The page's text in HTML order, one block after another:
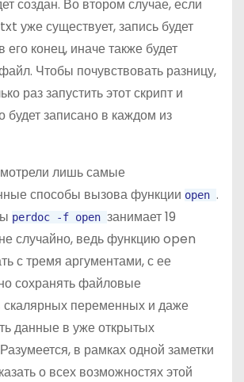
создан. Во втором случае, если
уже существует, запись будет
его конец, иначе также будет
Чтобы почувствовать разницу,
раз запустить этот скрипт и
будет записано в каждом из
лишь самые
способы вызова функции open .
perdoc -f open занимает 19
случайно, ведь функцию open
с тремя аргументами, с ее
сохранять файловые
скалярных переменных и даже
данные в уже открытых
в рамках одной заметки
о всех возможностях этой